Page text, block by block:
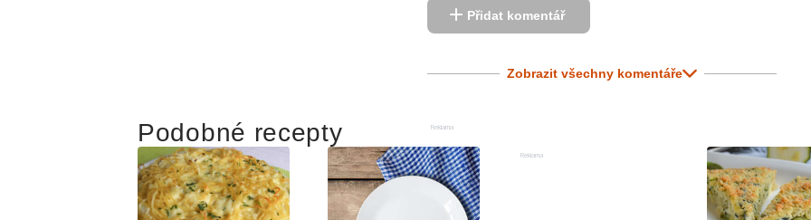
Přidat komentář
Zobrazit všechny komentáře
Reklama
Podobné recepty
Reklama